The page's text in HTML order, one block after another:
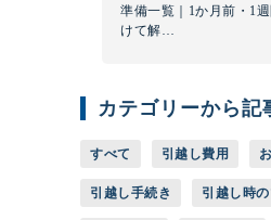
準備一覧｜1か月前・1
けて解…
カテゴリーから記
すべて 引越し費用
引越し手続き 引越し時